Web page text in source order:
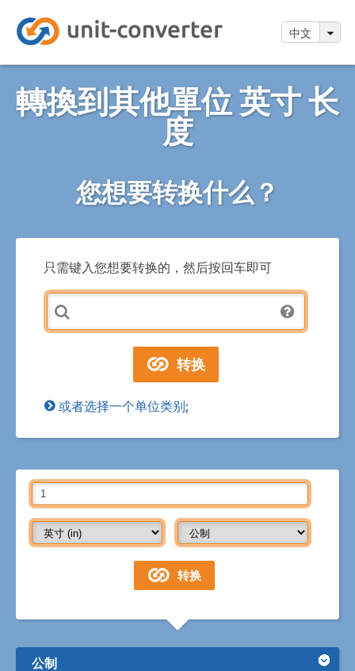
中文
轉換到其他單位 英寸 长
度
您想要转换什么？
只需键入您想要转换的，然后按回车即可
或者选择一个单位类别;
公制